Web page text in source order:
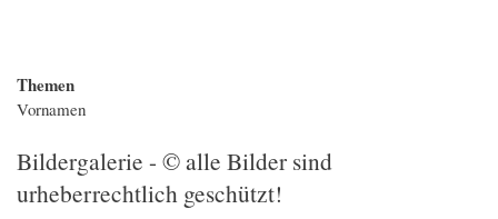
Themen
Vornamen
Bildergalerie - © alle Bilder sind
urheberrechtlich geschützt!